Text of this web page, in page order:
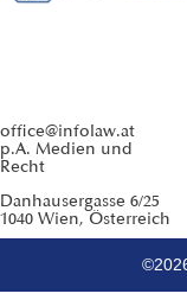
office@infolaw.at
p.A. Medien und
Recht
Danhausergasse 6/25
1040 Wien, Österreich